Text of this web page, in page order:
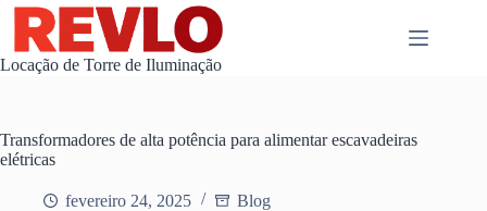
Pular
conteúdo
Locação de Torre de Iluminação
Transformadores de alta potência para alimentar escavadeiras
elétricas
fevereiro 24, 2025 Blog